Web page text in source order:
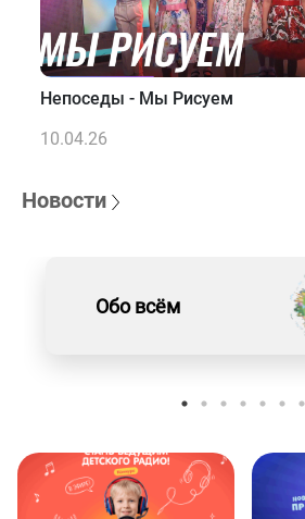
Непоседы - Мы Рисуем
10.04.26
Новости
Обо всём